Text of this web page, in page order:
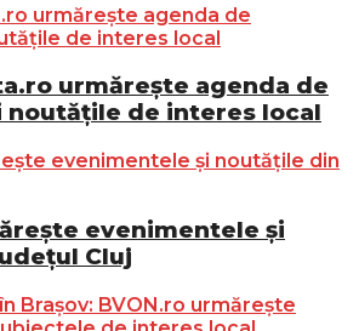
urmărește agenda de
noutățile de interes local
evenimentele și
Cluj